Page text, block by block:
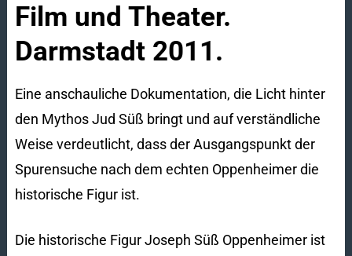
Film und Theater.
Darmstadt 2011.
Eine anschauliche Dokumentation, die Licht hinter
den Mythos Jud Süß bringt und auf verständliche
Weise verdeutlicht, dass der Ausgangspunkt der
Spurensuche nach dem echten Oppenheimer die
historische Figur ist.
Die historische Figur Joseph Süß Oppenheimer ist